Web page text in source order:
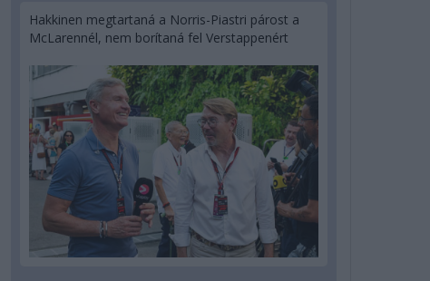
Hakkinen megtartaná a Norris-Piastri párost a
McLarennél, nem borítaná fel Verstappenért